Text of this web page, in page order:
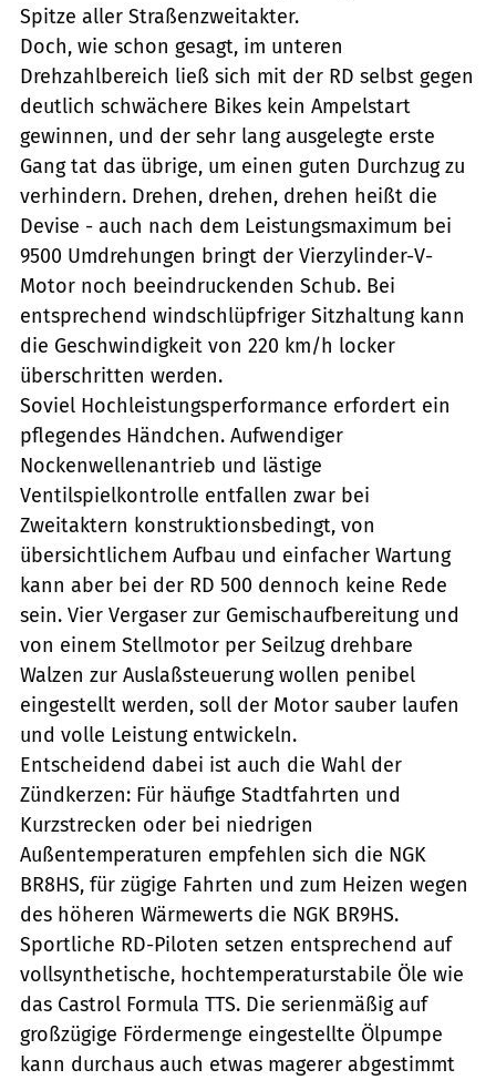
Spitze aller Straßenzweitakter.
Doch, wie schon gesagt, im unteren
Drehzahlbereich ließ sich mit der RD selbst gegen
deutlich schwächere Bikes kein Ampelstart
gewinnen, und der sehr lang ausgelegte erste
Gang tat das übrige, um einen guten Durchzug zu
verhindern. Drehen, drehen, drehen heißt die
Devise - auch nach dem Leistungsmaximum bei
9500 Umdrehungen bringt der Vierzylinder-V-
Motor noch beeindruckenden Schub. Bei
entsprechend windschlüpfriger Sitzhaltung kann
die Geschwindigkeit von 220 km/h locker
überschritten werden.
Soviel Hochleistungsperformance erfordert ein
pflegendes Händchen. Aufwendiger
Nockenwellenantrieb und lästige
Ventilspielkontrolle entfallen zwar bei
Zweitaktern konstruktionsbedingt, von
übersichtlichem Aufbau und einfacher Wartung
kann aber bei der RD 500 dennoch keine Rede
sein. Vier Vergaser zur Gemischaufbereitung und
von einem Stellmotor per Seilzug drehbare
Walzen zur Auslaßsteuerung wollen penibel
eingestellt werden, soll der Motor sauber laufen
und volle Leistung entwickeln.
Entscheidend dabei ist auch die Wahl der
Zündkerzen: Für häufige Stadtfahrten und
Kurzstrecken oder bei niedrigen
Außentemperaturen empfehlen sich die NGK
BR8HS, für zügige Fahrten und zum Heizen wegen
des höheren Wärmewerts die NGK BR9HS.
Sportliche RD-Piloten setzen entsprechend auf
vollsynthetische, hochtemperaturstabile Öle wie
das Castrol Formula TTS. Die serienmäßig auf
großzügige Fördermenge eingestellte Ölpumpe
kann durchaus auch etwas magerer abgestimmt